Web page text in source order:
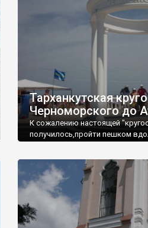
Тарханкутская
Черноморского до
К сожалению настоящей
получилось,пройти пешком